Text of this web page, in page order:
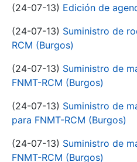
(24-07-13) Edición de
(24-07-13) Suministro de
RCM (Burgos)
(24-07-13) Suministro de
FNMT-RCM (Burgos)
(24-07-13) Suministro de
para FNMT-RCM (Burgos)
(24-07-13) Suministro de
FNMT-RCM (Burgos)